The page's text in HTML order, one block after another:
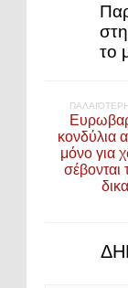
το
κονδύλια
μόνο για
σέβονται